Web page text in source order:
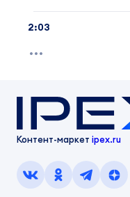
2:03
Контент-маркет ipex.ru